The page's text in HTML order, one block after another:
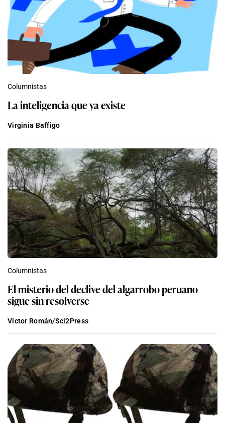
Columnistas
La inteligencia que ya existe
Virginia Baffigo
Columnistas
El misterio del declive del algarrobo peruano
sigue sin resolverse
Victor Román/Sci2Press